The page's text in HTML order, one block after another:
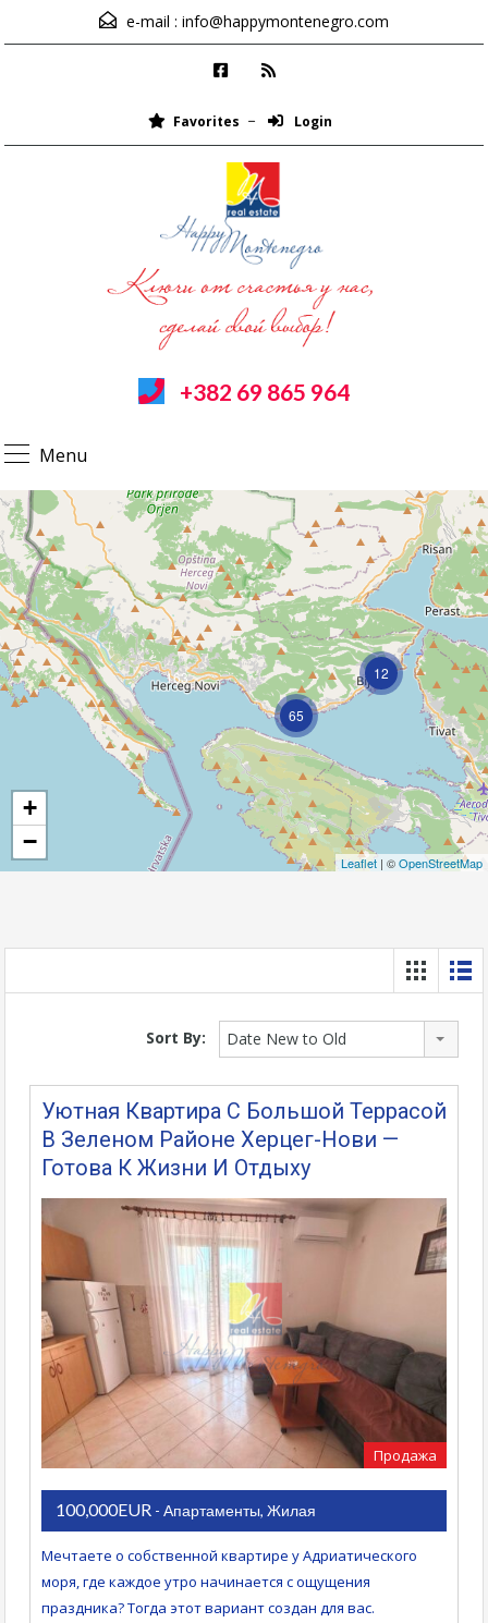
e-mail : info@happymontenegro.com
Favorites Login
+382 69 865 964
Menu
12
65
163
+
−
Leaflet | ©OpenStreetMap
Sort By: Date New to Old
Уютная Квартира С Большой Террасой
В Зеленом Районе Херцег-Нови —
Готова К Жизни И Отдыху
Продажа
100,000EUR - Апартаменты, Жилая
Мечтаете о собственной квартире у Адриатического
моря, где каждое утро начинается с ощущения
праздника? Тогда этот вариант создан для вас.